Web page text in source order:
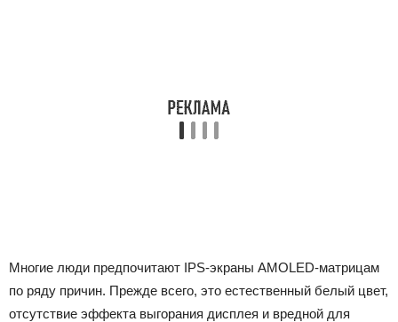
Многие люди предпочитают IPS-экраны AMOLED-матрицам
по ряду причин. Прежде всего, это естественный белый цвет,
отсутствие эффекта выгорания дисплея и вредной для